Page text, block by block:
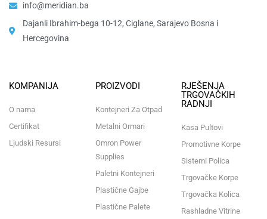
info@meridian.ba
Dajanli Ibrahim-bega 10-12, Ciglane, Sarajevo Bosna i
Hercegovina​
KOMPANIJA
O nama
Certifikat
Ljudski Resursi
PROIZVODI
Kontejneri Za Otpad
Metalni Ormari
Omron Power
Supplies
Paletni Kontejneri
Plastične Gajbe
Plastične Palete
RJEŠENJA
TRGOVAČKIH
RADNJI
Kasa Pultovi
Promotivne Korpe
Sistemi Polica
Trgovačke Korpe
Trgovačka Kolica
Rashladne Vitrine